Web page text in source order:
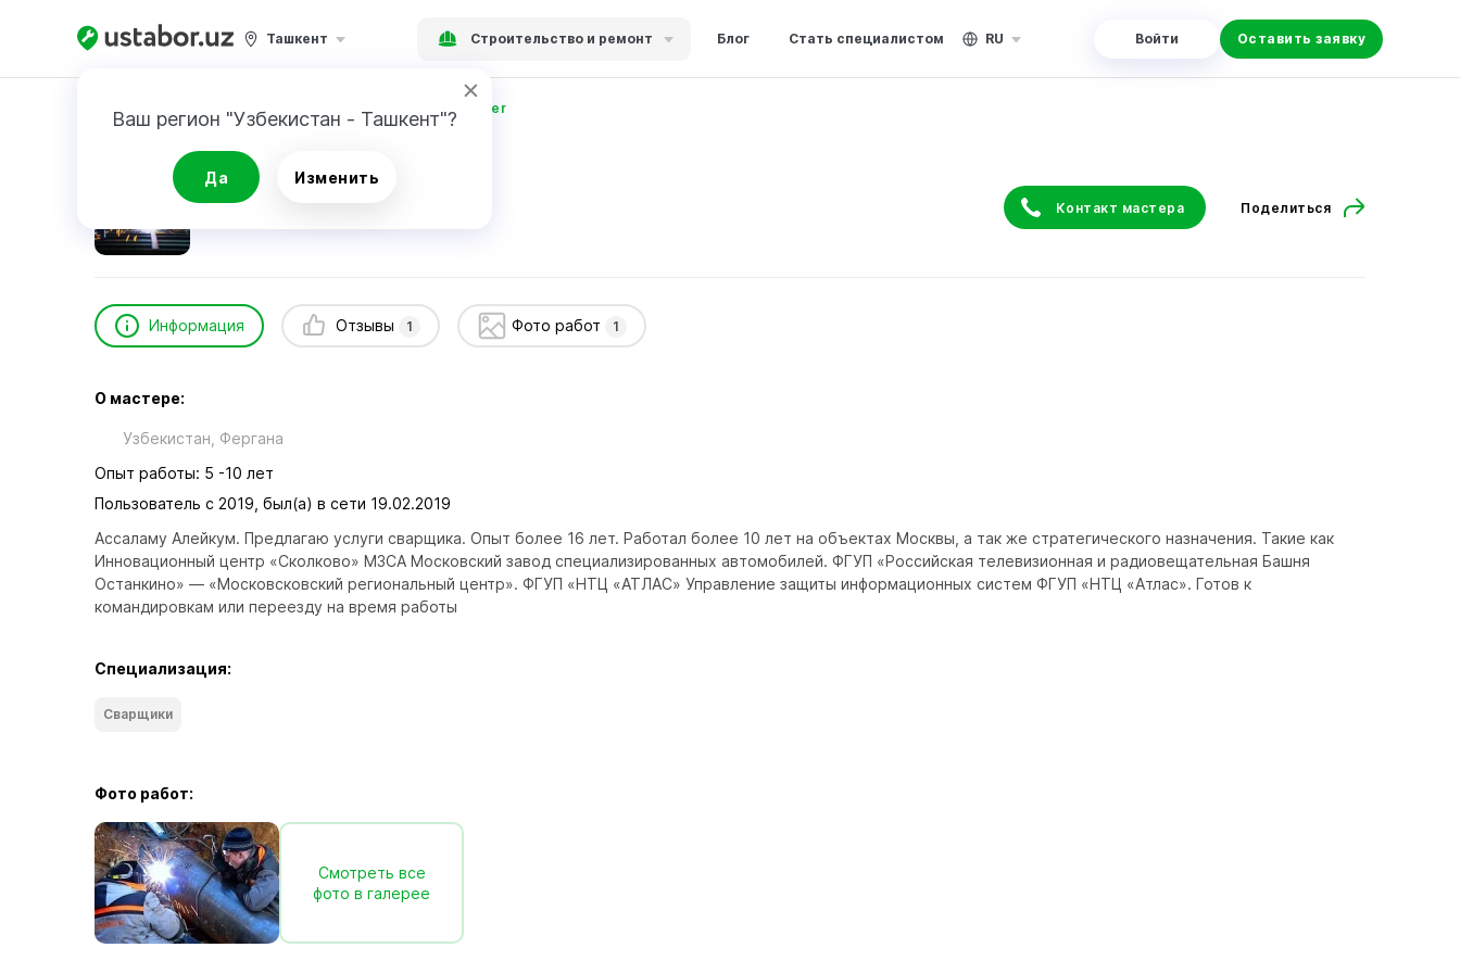
Ташкент Строительство и ремонт Блог Стать специалистом RU Войти Оставить заявку
Ваш регион "Узбекистан - Ташкент"?
Да Изменить
Главная Строительство и ремонт geowelder
geowelder
Контакт мастера Поделиться
Информация Отзывы 1 Фото работ 1
О мастере:
Узбекистан, Фергана
Опыт работы: 5 -10 лет
Пользователь с 2019, был(а) в сети 19.02.2019
Ассаламу Алейкум. Предлагаю услуги сварщика. Опыт более 16 лет. Работал более 10 лет на объектах Москвы, а так же стратегического назначения. Такие как
Инновационный центр «Сколково» МЗСА Московский завод специализированных автомобилей. ФГУП «Российская телевизионная и радиовещательная Башня
Останкино» — «Московсковский региональный центр». ФГУП «НТЦ «АТЛАС» Управление защиты информационных систем ФГУП «НТЦ «Атлас». Готов к
командировкам или переезду на время работы
Специализация:
Сварщики
Фото работ:
Смотреть все
фото в галерее